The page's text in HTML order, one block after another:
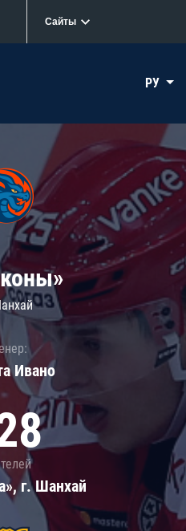
Сайты
РУ
Иванo
г. Шанхай